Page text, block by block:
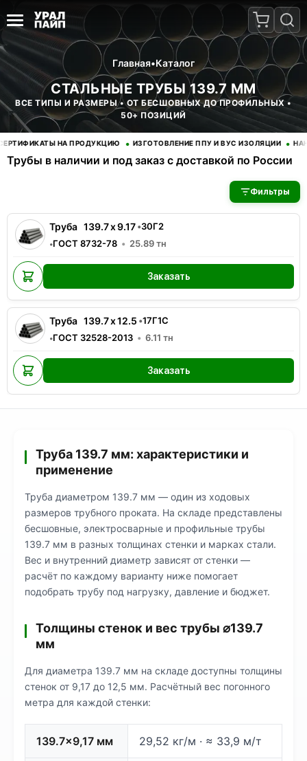
Главная•Каталог
СТАЛЬНЫЕ ТРУБЫ 139.7 ММ
ВСЕ ТИПЫ И РАЗМЕРЫ • ОТ БЕСШОВНЫХ ДО ПРОФИЛЬНЫХ •
50+ ПОЗИЦИЙ
НА ПРОДУКЦИЮ • ИЗГОТОВЛЕНИЕ ППУ И ВУС ИЗОЛЯЦИИ •
Трубы в наличии и под заказ с доставкой по России
В наличии 2 позиций трубы стальные. Купить трубы оптом с
Фильтры
Труба 139.7x9.17•30Г2
•ГОСТ 8732-78 25.89тн
Заказать
Труба 139.7x12.5 •17Г1С
•ГОСТ 32528-2013 6.11 тн
Заказать
Труба 139.7 мм: характеристики и
применение
Труба диаметром 139.7 мм — один из ходовых
размеров трубного проката. На складе представлены
бесшовные, электросварные и профильные трубы
139.7 мм в разных толщинах стенки и марках стали.
Вес и внутренний диаметр зависят от стенки —
расчёт по каждому варианту ниже помогает
подобрать трубу под нагрузку, давление и бюджет.
Толщины стенок и вес трубы ⌀139.7
мм
Для диаметра 139.7 мм на складе доступны толщины
стенок от 9,17 до 12,5 мм. Расчётный вес погонного
метра для каждой стенки:
139.7×9,17 мм 29,52 кг/м · ≈ 33,9 м/т